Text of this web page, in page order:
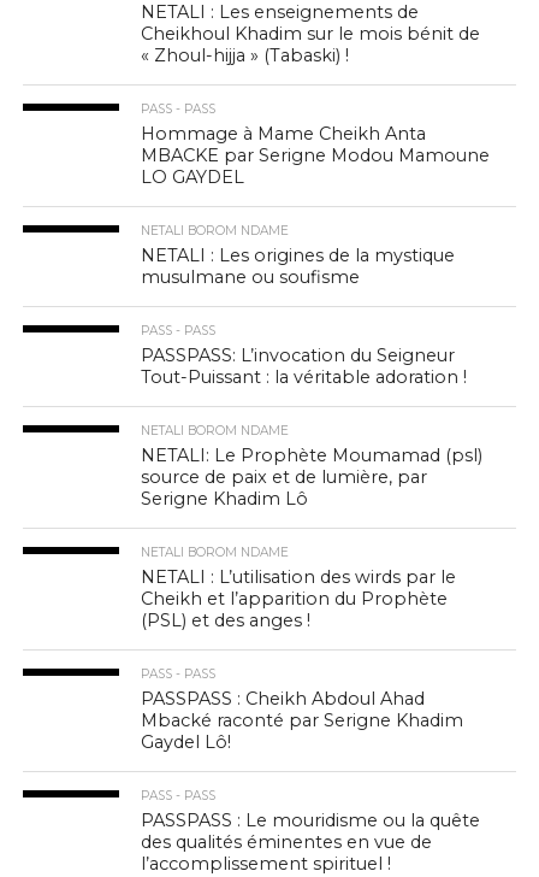
NETALI : Les enseignements de
Cheikhoul Khadim sur le mois bénit de
« Zhoul-hijja » (Tabaski) !
PASS - PASS
Hommage à Mame Cheikh Anta
MBACKE par Serigne Modou Mamoune
LO GAYDEL
NETALI BOROM NDAME
NETALI : Les origines de la mystique
musulmane ou soufisme
PASS - PASS
PASSPASS: L’invocation du Seigneur
Tout-Puissant : la véritable adoration !
NETALI BOROM NDAME
NETALI: Le Prophète Moumamad (psl)
source de paix et de lumière, par
Serigne Khadim Lô
NETALI BOROM NDAME
NETALI : L’utilisation des wirds par le
Cheikh et l’apparition du Prophète
(PSL) et des anges !
PASS - PASS
PASSPASS : Cheikh Abdoul Ahad
Mbacké raconté par Serigne Khadim
Gaydel Lô!
PASS - PASS
PASSPASS : Le mouridisme ou la quête
des qualités éminentes en vue de
l’accomplissement spirituel !